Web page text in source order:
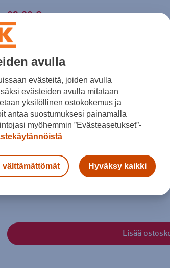
23,99 €
Normaalihinta: 35,00 €
30pv alin hinta: 23,99 €
Väri
Beige
XS S M L
Lisää
avulla
evästeitä, joiden avulla
evästeiden avulla mitataan
yksilöllinen ostokokemus ja
antaa suostumuksesi painamalla
myöhemmin ”Evästeasetukset”-
välttämättömät Hyväksy kaikki